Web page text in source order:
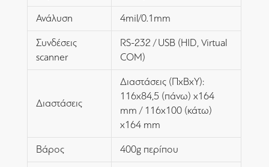
Ανάλυση 4mil/0.1mm
Συνδέσεις
scanner
RS-232 / USB (HID, Virtual
COM)
Διαστάσεις
Διαστάσεις (ΠxΒxΥ):
116x84,5 (πάνω) x164
mm / 116x100 (κάτω)
x164 mm
Βάρος 400g περίπου